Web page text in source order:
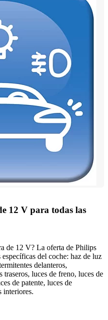
12 V para todas las
de 12 V? La oferta de Philips
del coche: haz de luz
delanteros,
traseros, luces de freno, luces de
de patente, luces de
interiores.